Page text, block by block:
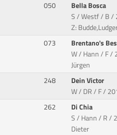
050
Bella Bosca
S / Westf / B /
Z:
073
Brentano's
W / Hann / F /
Jürgen
248
Dein Victor
W / DR / F /
262
Di Chia
S / Hann / R /
Dieter